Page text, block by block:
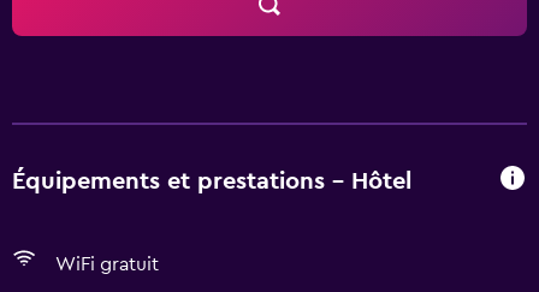
Équipements et prestations - Hôtel
WiFi gratuit